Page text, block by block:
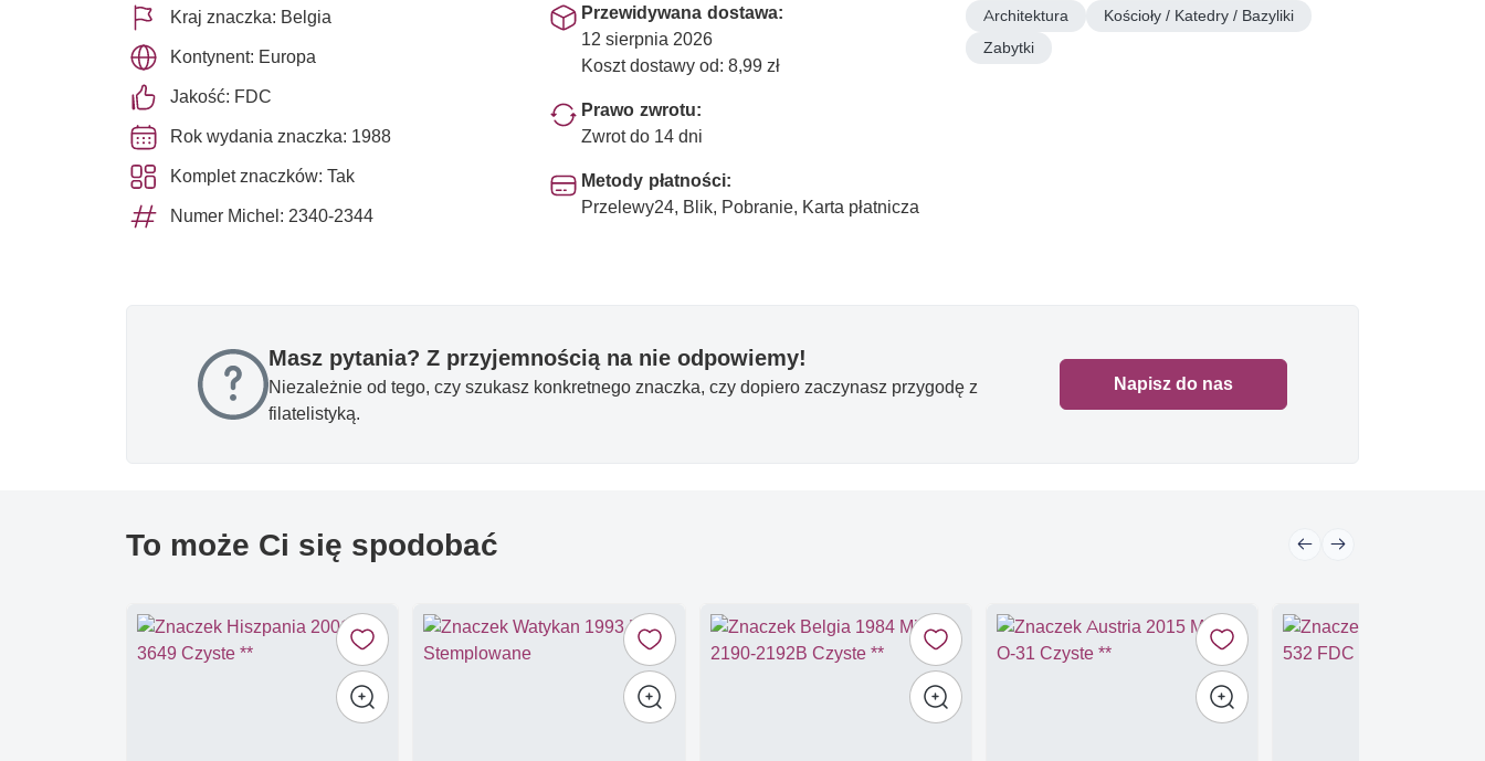
Kraj znaczka: Belgia
Kontynent: Europa
Jakość: FDC
Rok wydania znaczka: 1988
Komplet znaczków: Tak
Numer Michel: 2340-2344
Przewidywana dostawa:
12 sierpnia 2026
Koszt dostawy od: 8,99 zł
Prawo zwrotu:
Zwrot do 14 dni
Metody płatności:
Przelewy24, Blik, Pobranie, Karta płatnicza
Architektura
Kościoły / Katedry / Bazyliki
Zabytki
Masz pytania? Z przyjemnością na nie odpowiemy!
Niezależnie od tego, czy szukasz konkretnego znaczka, czy dopiero zaczynasz przygodę z
filatelistyką.
Napisz do nas
To może Ci się spodobać